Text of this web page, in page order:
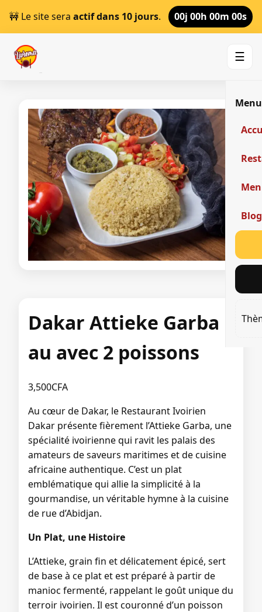
🚧 Le site sera actif dans 10 jours. 00j 00h 00m 00s
☰
Menu
Blog
Dakar Attieke Garba
au avec 2 poissons
3,500CFA
Au cœur de Dakar, le Restaurant Ivoirien
Dakar présente fièrement l’Attieke Garba, une
spécialité ivoirienne qui ravit les palais des
amateurs de saveurs maritimes et de cuisine
africaine authentique. C’est un plat
emblématique qui allie la simplicité à la
gourmandise, un véritable hymne à la cuisine
de rue d’Abidjan.
Un Plat, une Histoire
L’Attieke, grain fin et délicatement épicé, sert
de base à ce plat et est préparé à partir de
manioc fermenté, rappelant le goût unique du
terroir ivoirien. Il est couronné d’un poisson